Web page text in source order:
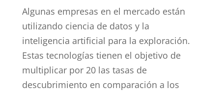
Algunas empresas en el mercado están
utilizando ciencia de datos y la
inteligencia artificial para la exploración.
Estas tecnologías tienen el objetivo de
multiplicar por 20 las tasas de
descubrimiento en comparación a los